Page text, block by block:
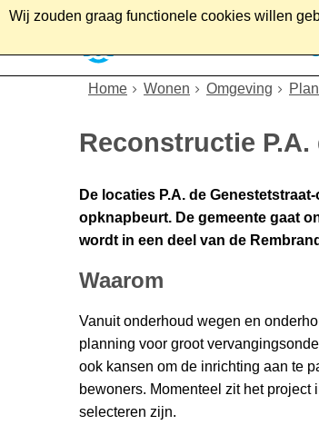
Wij zouden graag functionele cookies willen
Home Wonen Omgeving
Reconstructie
De locaties P.A. de
opknapbeurt. De gemeente gaat
wordt in een deel van de
Waarom
Vanuit onderhoud wegen en
planning voor groot
ook kansen om de inrichting aan te
bewoners. Momenteel zit het
selecteren zijn.